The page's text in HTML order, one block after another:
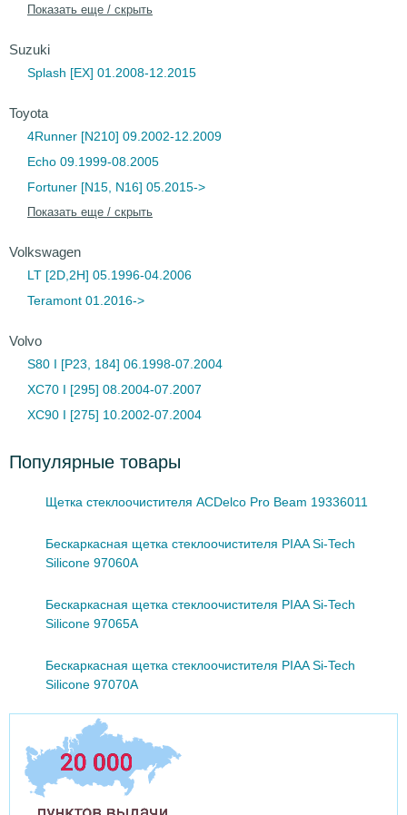
Показать еще / скрыть
Suzuki
Splash [EX] 01.2008-12.2015
Toyota
4Runner [N210] 09.2002-12.2009
Echo 09.1999-08.2005
Fortuner [N15, N16] 05.2015->
Показать еще / скрыть
Volkswagen
LT [2D,2H] 05.1996-04.2006
Teramont 01.2016->
Volvo
S80 I [P23, 184] 06.1998-07.2004
XC70 I [295] 08.2004-07.2007
XC90 I [275] 10.2002-07.2004
Популярные товары
Щетка стеклоочистителя ACDelco Pro Beam 19336011
Бескаркасная щетка стеклоочистителя PIAA Si-Tech
Silicone 97060A
Бескаркасная щетка стеклоочистителя PIAA Si-Tech
Silicone 97065A
Бескаркасная щетка стеклоочистителя PIAA Si-Tech
Silicone 97070A